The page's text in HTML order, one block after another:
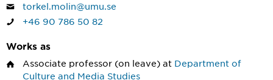
torkel.molin@umu.se
+46 90 786 50 82
Works as
Associate professor (on leave) at Department of
Culture and Media Studies